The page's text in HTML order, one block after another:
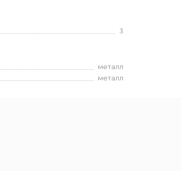
3
металл
металл